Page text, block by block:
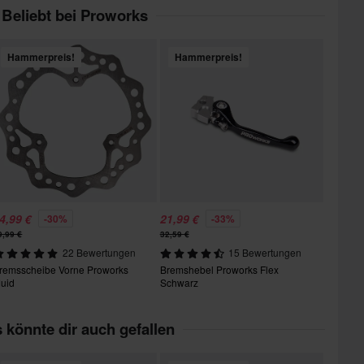
Beliebt bei Proworks
Hammerpreis!
€ -30%
€
22 Bewertungen
Vorne Proworks
Hammerpreis!
21,99 € -33%
32,59 €
15 Bewertungen
Bremshebel Proworks Flex
Schwarz
könnte dir auch gefallen